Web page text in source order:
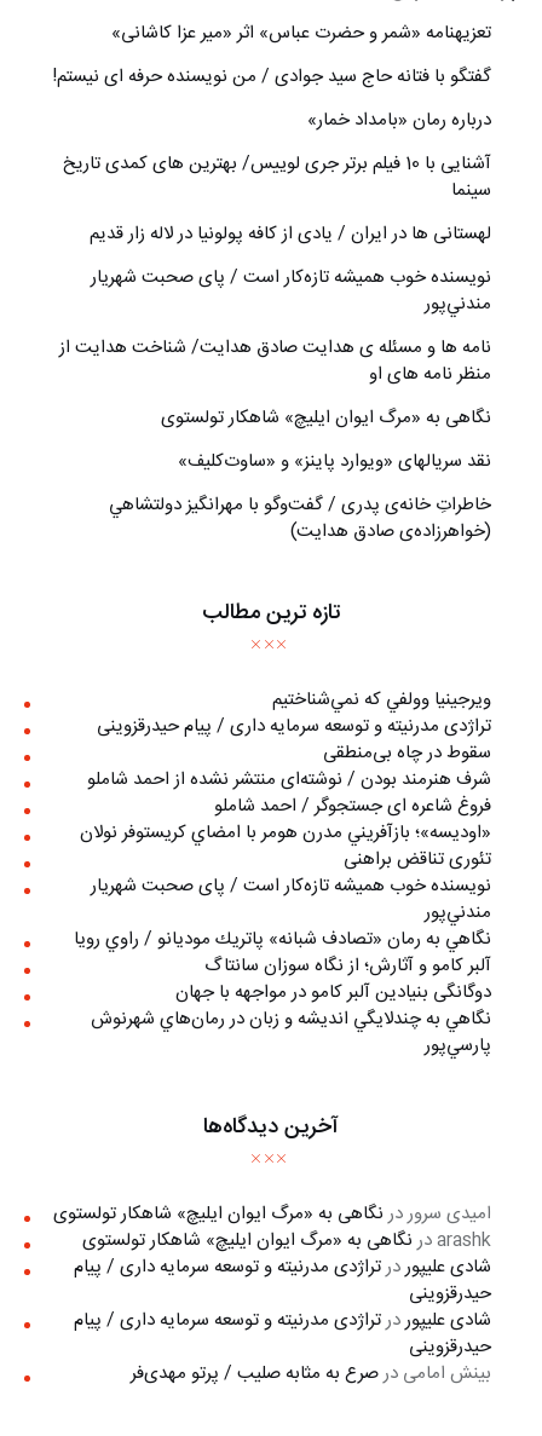
تعزیه‎نامه‏ «شمر و حضرت عباس» اثر «میر عزا کاشانی»
گفتگو با فتانه حاج سید جوادی / من نویسنده حرفه ای نیستم!
درباره رمان «بامداد خمار»
آشنایی با 10 فیلم برتر جری لوییس/ بهترین های کمدی تاریخ
سینما
لهستانی ها در ایران / یادی از کافه پولونیا در لاله زار قدیم
نويسنده خوب هميشه تازه‌كار است / پای صحبت شهريار
مندني‌پور
نامه ها و مسئله ی هدایت صادق هدایت/ شناخت هدایت از
منظر نامه های او
نگاهی به «مرگ ايوان ايليچ» شاهکار تولستوی
نقد سریالهای «ویوارد پاینز» و «ساوت‌کلیف»
خاطراتِ خانه‌ی پدری / گفت‌وگو با مهرانگيز دولتشاهي
(خواهرزاده‌ی صادق هدايت)
تازه ترین مطالب
ويرجينيا وولفي كه نمي‌شناختيم
تراژدی مدرنیته و توسعه سرمایه داری / پیام حیدرقزوینی
سقوط در چاه بی‌منطقی
شرف هنرمند بودن / نوشته‌ای منتشر نشده از احمد شاملو
فروغ شاعره ای جستجوگر / احمد شاملو
«اوديسه»؛ بازآفريني مدرن هومر با امضاي كريستوفر نولان
تئوری تناقض براهنی
نويسنده خوب هميشه تازه‌كار است / پای صحبت شهريار
مندني‌پور
نگاهي به رمان «تصادف شبانه» پاتريك موديانو / راوي رويا
آلبر کامو و آثارش؛ از نگاه سوزان سانتاگ
دوگانگی بنیادین آلبر کامو در مواجهه با جهان
نگاهي به چندلايگي انديشه و زبان در رمان‌هاي شهرنوش
پارسي‌پور
آخرین دیدگاه‌ها
امیدی سروردر نگاهی به «مرگ ايوان ايليچ» شاهکار تولستوی
arashkدر نگاهی به «مرگ ايوان ايليچ» شاهکار تولستوی
شادی علیپوردرتراژدی مدرنیته و توسعه سرمایه داری / پیام
حیدرقزوینی
شادی علیپوردرتراژدی مدرنیته و توسعه سرمایه داری / پیام
حیدرقزوینی
بینش امامی درصرع به مثابه صلیب / پرتو مهدی‌فر